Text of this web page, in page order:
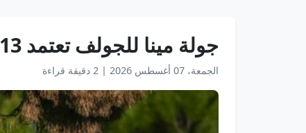
جولة مينا للجولف تعتمد 13 فئة للمشاركة في الموسم الجديد وتواصل دعم المواهب الصاعدة
الجمعة، 07 أغسطس 2026 | 2 دقيقة قراءة